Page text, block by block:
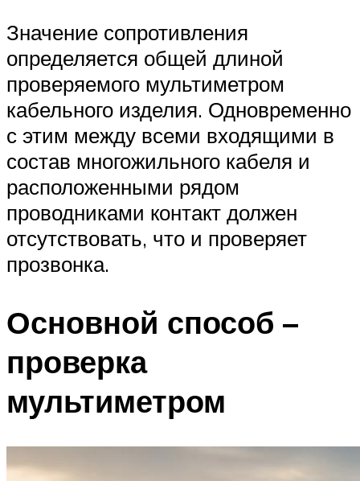
Значение сопротивления
определяется общей длиной
проверяемого мультиметром
кабельного изделия. Одновременно
с этим между всеми входящими в
состав многожильного кабеля и
расположенными рядом
проводниками контакт должен
отсутствовать, что и проверяет
прозвонка.
Основной способ –
проверка
мультиметром